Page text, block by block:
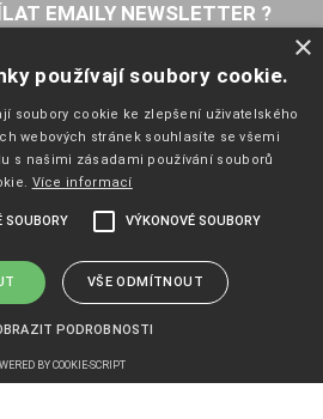
EMAILY NEWSLETTER ?
NAVIGACE
Úvodní strana
Katalog zboží
Nákupní košík
informace
od smlouvy
×
používají soubory cookie.
soubory cookie ke zlepšení uživatelského
webových stránek souhlasíte se všemi
s našimi zásadami používání souborů
Více informací
SOUBORY VÝKONOVÉ SOUBORY
VŠE ODMÍTNOUT
PODROBNOSTI
BY COOKIE-SCRIPT